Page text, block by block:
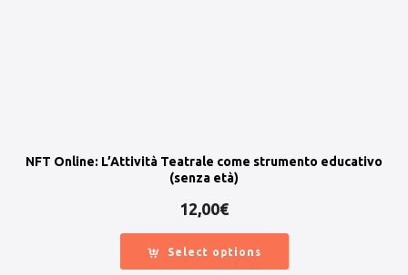
NFT Online: L’Attività Teatrale come strumento educativo
(senza età)
12,00€
Select options